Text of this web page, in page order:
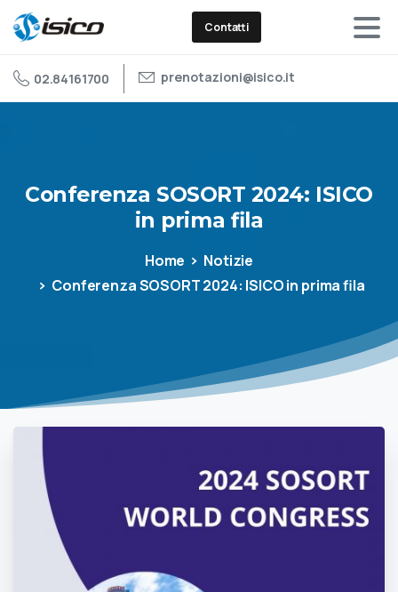
Contatti
02.84161700 prenotazioni@isico.it
Conferenza SOSORT 2024: ISICO
in prima fila
Home
Notizie
Conferenza SOSORT 2024: ISICO in prima fila